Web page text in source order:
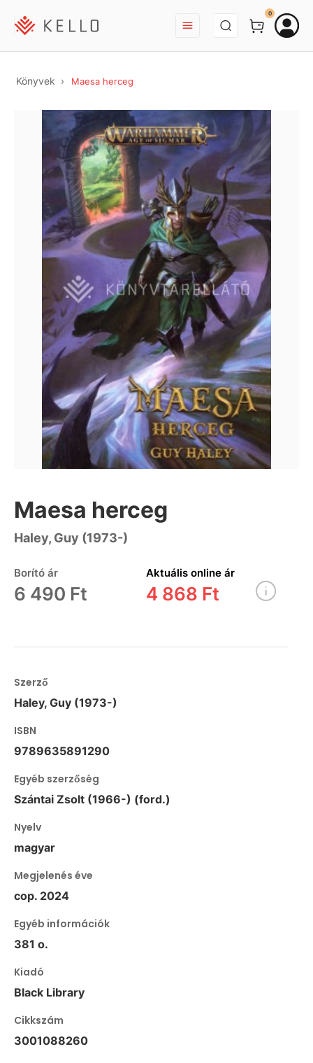
BEJELENTKEZÉS
0
Könyvek Maesa herceg
Maesa herceg
Haley, Guy (1973-)
Borító ár
6 490 Ft
Aktuális online ár
4 868 Ft
Szerző
Haley, Guy (1973-)
ISBN
9789635891290
Egyéb szerzőség
Szántai Zsolt (1966-) (ford.)
Nyelv
magyar
Megjelenés éve
cop. 2024
Egyéb információk
381 o.
Kiadó
Black Library
Cikkszám
3001088260